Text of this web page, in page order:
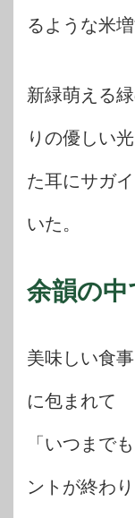
るような米
新緑萌える
りの優しい
た耳にサガ
いた。
余韻の中
美味しい食
に包まれて
「いつまで
ントが終わ